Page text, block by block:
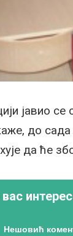
јавио
до
да ће
Нешовић